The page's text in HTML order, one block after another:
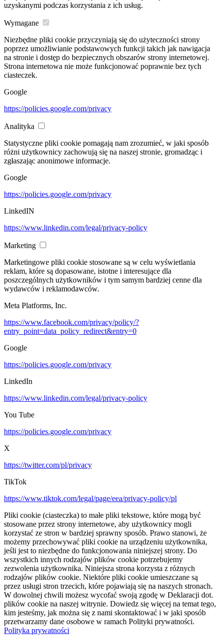
uzyskanymi podczas korzystania z ich usług.
Wymagane
Niezbędne pliki cookie przyczyniają się do użyteczności strony
poprzez umożliwianie podstawowych funkcji takich jak nawigacja
na stronie i dostęp do bezpiecznych obszarów strony internetowej.
Strona internetowa nie może funkcjonować poprawnie bez tych
ciasteczek.
Google
https://policies.google.com/privacy
Analityka
Statystyczne pliki cookie pomagają nam zrozumieć, w jaki sposób
różni użytkownicy zachowują się na naszej stronie, gromadząc i
zgłaszając anonimowe informacje.
Google
https://policies.google.com/privacy
LinkedIN
https://www.linkedin.com/legal/privacy-policy
Marketing
Marketingowe pliki cookie stosowane są w celu wyświetlania
reklam, które są dopasowane, istotne i interesujące dla
poszczególnych użytkowników i tym samym bardziej cenne dla
wydawców i reklamodawców.
Meta Platforms, Inc.
https://www.facebook.com/privacy/policy/?
entry_point=data_policy_redirect&entry=0
Google
https://policies.google.com/privacy
LinkedIn
https://www.linkedin.com/legal/privacy-policy
You Tube
https://policies.google.com/privacy
X
https://twitter.com/pl/privacy
TikTok
https://www.tiktok.com/legal/page/eea/privacy-policy/pl
Pliki cookie (ciasteczka) to małe pliki tekstowe, które mogą być
stosowane przez strony internetowe, aby użytkownicy mogli
korzystać ze stron w bardziej sprawny sposób. Prawo stanowi, że
możemy przechowywać pliki cookie na urządzeniu użytkownika,
jeśli jest to niezbędne do funkcjonowania niniejszej strony. Do
wszystkich innych rodzajów plików cookie potrzebujemy
zezwolenia użytkownika. Niniejsza strona korzysta z różnych
rodzajów plików cookie. Niektóre pliki cookie umieszczane są
przez usługi stron trzecich, które pojawiają się na naszych stronach.
W dowolnej chwili możesz wycofać swoją zgodę w Deklaracji dot.
plików cookie na naszej witrynie. Dowiedz się więcej na temat tego,
kim jesteśmy, jak można się z nami skontaktować i w jaki sposób
przetwarzamy dane osobowe w ramach Polityki prywatności.
Polityka prywatności